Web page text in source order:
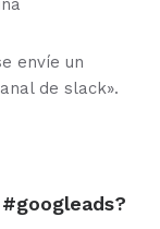
envíe un
de slack».